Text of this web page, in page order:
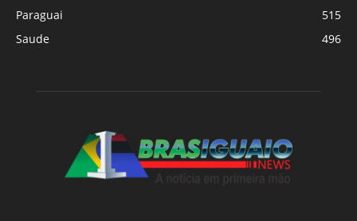
Paraguai
515
Saude
496